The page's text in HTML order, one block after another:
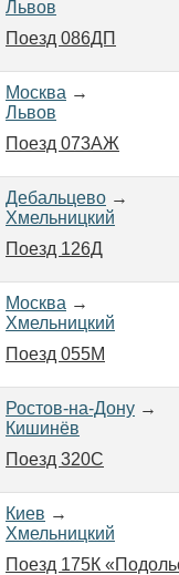
Львов
Поезд 086ДП
Москва →
Львов
Поезд 073АЖ
Дебальцево →
Хмельницкий
Поезд 126Д
Москва →
Хмельницкий
Поезд 055М
Ростов-на-Дону →
Кишинёв
Поезд 320С
Киев →
Хмельницкий
Поезд 175К